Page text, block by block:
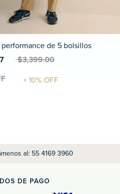
Performance de 5 Bolsillos
MXN $3,399.00
al: 55 4169 3960
DE PAGO